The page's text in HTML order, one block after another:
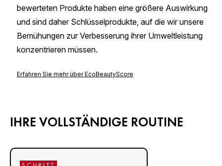
IHRE VOLLSTÄNDIGE ROUTINE